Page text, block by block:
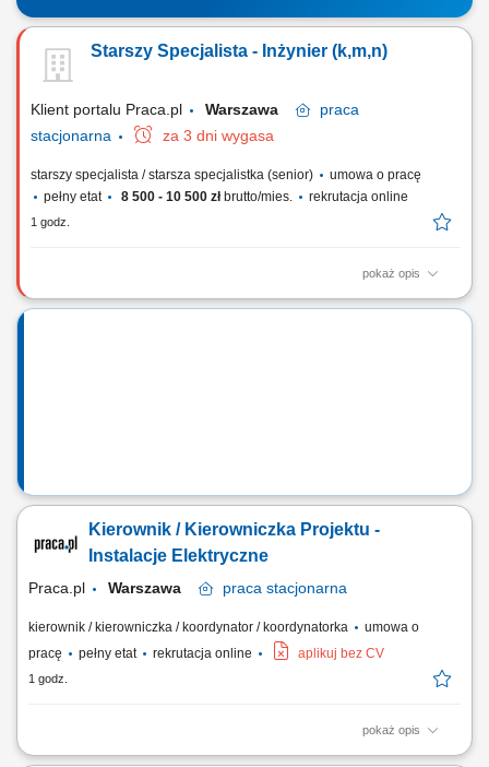
Starszy Specjalista - Inżynier (k,m,n)
Klient portalu Praca.pl Warszawa
praca
stacjonarna
za 3 dni wygasa
starszy specjalista / starsza specjalistka (senior)
umowa o pracę
pełny etat
8 500 - 10 500 złbrutto/mies. rekrutacja online
1 godz.
pokaż opis
Prowadzenie i realizacja projektów technicznych; Opracowywanie,
Kierownik / Kierowniczka Projektu -
Instalacje Elektryczne
Praca.pl Warszawa praca stacjonarna
kierownik / kierowniczka / koordynator / koordynatorka
umowa o
pracę
pełny etat rekrutacja online aplikuj bez CV
1 godz.
pokaż opis
Zakres obowiązków: Koordynowanie pracy zespołów projektowych oraz